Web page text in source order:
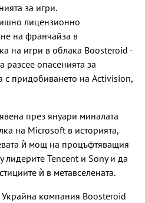
за игри.
лицензионно
на франчайза в
на игри в облака Boosteroid -
разсее опасенията за
с придобиването на Activision,
през януари миналата
на Microsoft в историята,
ѝ мощ на процъфтяващия
лидерите Tencent и Sony и да
ѝ в метавселената.
Украйна компания Boosteroid